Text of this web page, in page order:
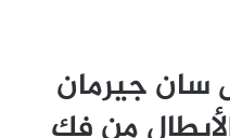
سان جيرمان